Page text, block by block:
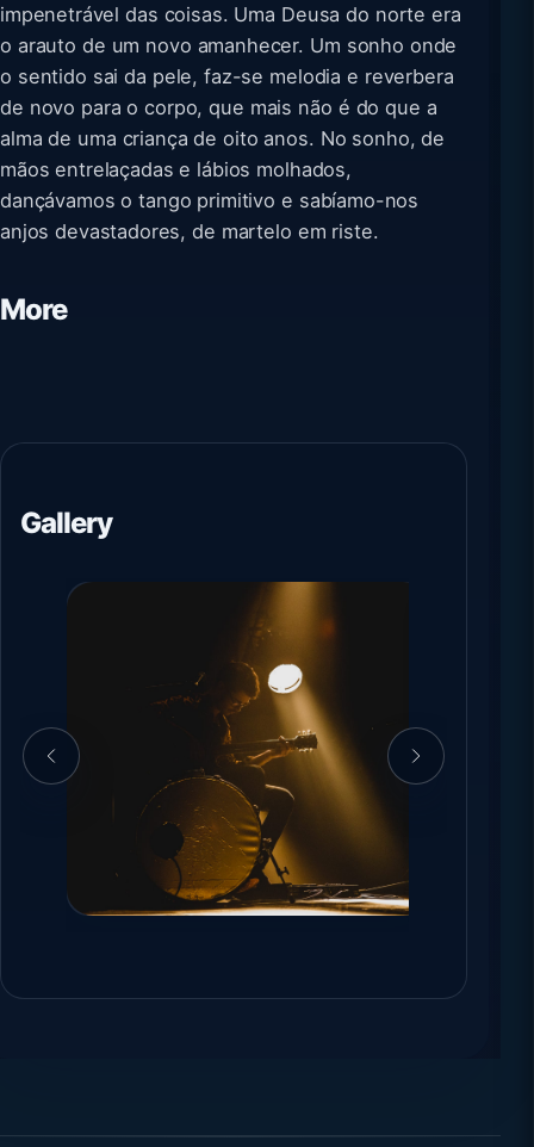
impenetrável das coisas. Uma Deusa do norte era
o arauto de um novo amanhecer. Um sonho onde
o sentido sai da pele, faz-se melodia e reverbera
de novo para o corpo, que mais não é do que a
alma de uma criança de oito anos. No sonho, de
mãos entrelaçadas e lábios molhados,
dançávamos o tango primitivo e sabíamo-nos
anjos devastadores, de martelo em riste.
More
Gallery